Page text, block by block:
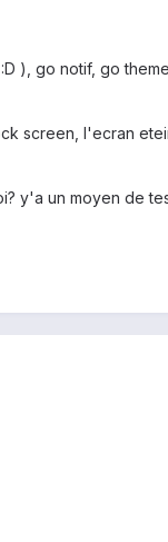
), go notif, go
screen, l'ecran
y'a un moyen de